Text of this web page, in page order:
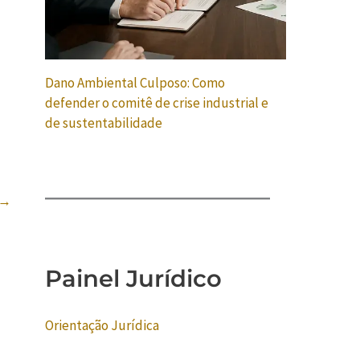
→
Dano Ambiental Culposo: Como
defender o comitê de crise industrial e
de sustentabilidade
Painel Jurídico
Orientação Jurídica